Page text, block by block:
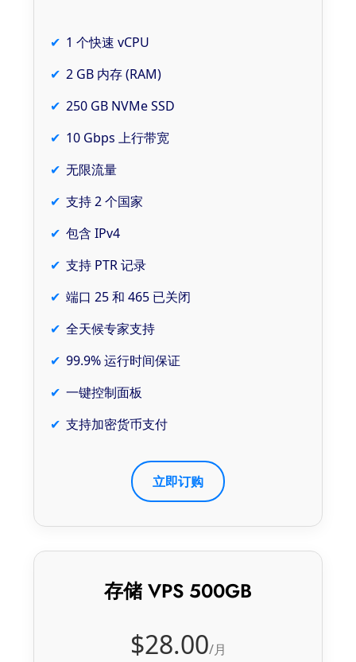
1 个快速 vCPU
2 GB 内存 (RAM)
250 GB NVMe SSD
10 Gbps 上行带宽
无限流量
支持 2 个国家
包含 IPv4
支持 PTR 记录
端口 25 和 465 已关闭
全天候专家支持
99.9% 运行时间保证
一键控制面板
支持加密货币支付
立即订购
存储 VPS 500GB
$28.00/月